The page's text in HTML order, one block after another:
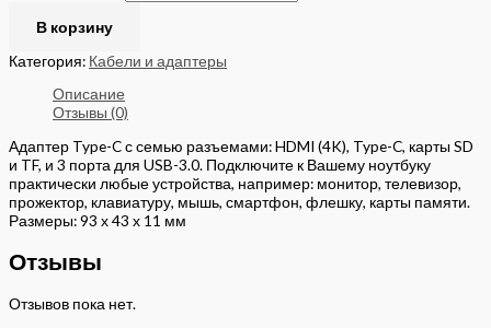
В корзину
Категория: Кабели и адаптеры
Описание
Отзывы (0)
Адаптер Type-C с семью разъемами: HDMI (4K), Type-C, карты SD
и TF, и 3 порта для USB-3.0. Подключите к Вашему ноутбуку
практически любые устройства, например: монитор, телевизор,
прожектор, клавиатуру, мышь, смартфон, флешку, карты памяти.
Размеры: 93 х 43 х 11 мм
Отзывы
Отзывов пока нет.